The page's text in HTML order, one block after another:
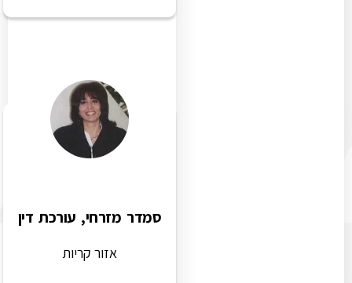
סמדר מזרחי, עורכת דין
אזור קריות